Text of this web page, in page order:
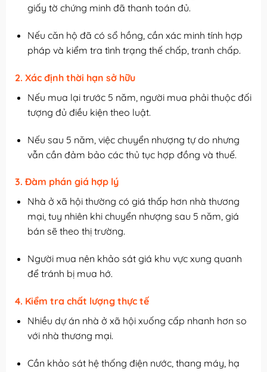
giấy tờ chứng minh đã thanh toán đủ.
Nếu căn hộ đã có sổ hồng, cần xác minh tính hợp
pháp và kiểm tra tình trạng thế chấp, tranh chấp.
2. Xác định thời hạn sở hữu
Nếu mua lại trước 5 năm, người mua phải thuộc đối
tượng đủ điều kiện theo luật.
Nếu sau 5 năm, việc chuyển nhượng tự do nhưng
vẫn cần đảm bảo các thủ tục hợp đồng và thuế.
3. Đàm phán giá hợp lý
Nhà ở xã hội thường có giá thấp hơn nhà thương
mại, tuy nhiên khi chuyển nhượng sau 5 năm, giá
bán sẽ theo thị trường.
Người mua nên khảo sát giá khu vực xung quanh
để tránh bị mua hớ.
4. Kiểm tra chất lượng thực tế
Nhiều dự án nhà ở xã hội xuống cấp nhanh hơn so
với nhà thương mại.
Cần khảo sát hệ thống điện nước, thang máy, hạ